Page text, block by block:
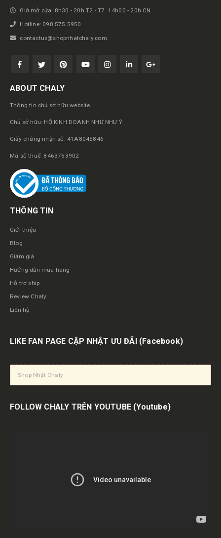
Giờ mở cửa: 8h30 - 20h T2 - T7. 14h00 - 20h CN
Hotline: 098.575.5950
contactus@shopnhatchaly.com
ABOUT CHALY
Thông tin chủ sở hữu website
Chủ sở hữu: HỘ KINH DOANH NHƯ NHƯ Ý
Giấy chứng nhận số: 41A8045846
Mã số thuế: 8463763902
THÔNG TIN
Giới thiệu
Blog
Giảm giá
Hướng dẫn mua hàng
Hỗ trợ ship
Review Chaly
Liên hệ
LIKE FAN PAGE CẬP NHẬT ƯU ĐÃI (Facebook)
Shop Nhật Chaly
FOLLOW CHALY TRÊN YOUTUBE (Youtube)